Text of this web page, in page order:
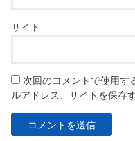
サイト
次回のコメントで使用す
ルアドレス、サイトを保存す